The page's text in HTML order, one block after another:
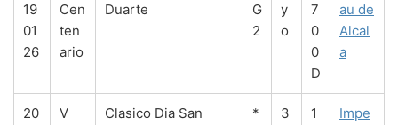
19
01
26
Cen
ten
ario
Duarte
G
2
y
o
7
0
0
D
au de
Alcal
a
20
V
Clasico Dia San
*
3
1
Impe